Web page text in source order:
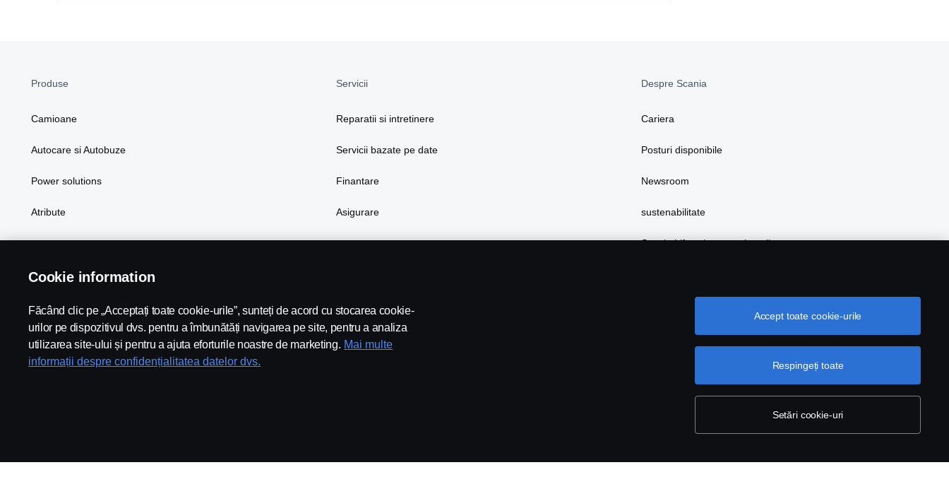
Produse
Camioane
Autocare si Autobuze
Power solutions
Atribute
Servicii
Reparatii si intretinere
Servicii bazate pe date
Finantare
Asigurare
Despre Scania
Cariera
Posturi disponibile
Newsroom
sustenabilitate
Scania Lifestyle magazin online
Scania in Your Region: Romania
Cookie information
Făcând clic pe „Acceptați toate cookie-urile”, sunteți de acord cu stocarea cookie-
urilor pe dispozitivul dvs. pentru a îmbunătăți navigarea pe site, pentru a analiza
utilizarea site-ului și pentru a ajuta eforturile noastre de marketing. Mai multe
informații despre confidențialitatea datelor dvs.
Setări cookie-uri
Respingeți toate
Accept toate cookie-urile